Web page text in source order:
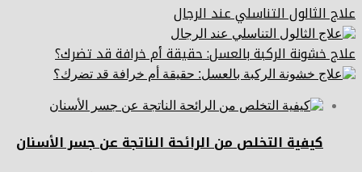
علاج الثالول التناسلي عند الرجال
علاج خشونة الركبة بالعسل: حقيقة أم خرافة قد تضرك؟
كيفية التخلص من الرائحة الناتجة عن جسر الأسنان